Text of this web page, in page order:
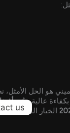
هو الحل الأمثل،
عالية. وتُعد
الخيار المناسب
us